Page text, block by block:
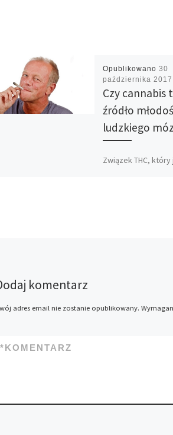
Opublikowano30
października 2017
Czy cannabis
źródło
ludzkiego
Związek THC,
komentarz
adres email nie zostanie opublikowany.
KOMENTARZ
*